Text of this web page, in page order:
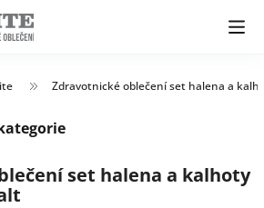
Zdravotnické oblečení set halena a
set halena a kalhoty